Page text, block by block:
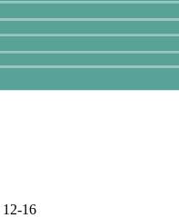
12-16